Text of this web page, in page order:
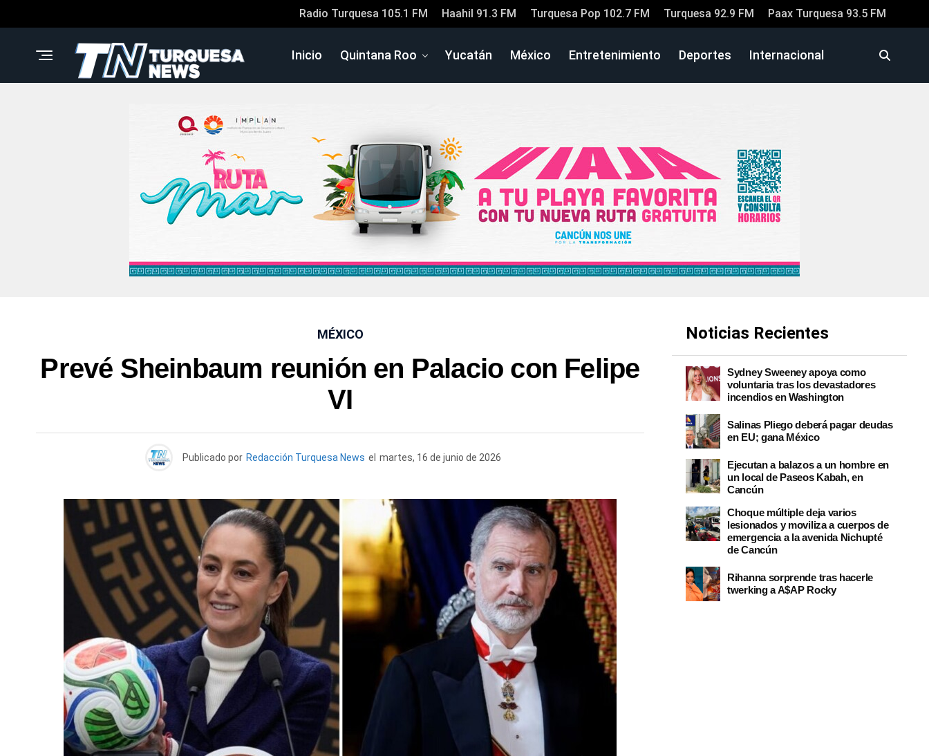
Radio Turquesa 105.1 FM Haahil 91.3 FM Turquesa Pop 102.7 FM Turquesa 92.9 FM Paax Turquesa 93.5 FM
Inicio Quintana Roo Yucatán México Entretenimiento Deportes Internacional
MÉXICO
Prevé Sheinbaum reunión en Palacio con Felipe
VI
Publicado por Redacción Turquesa News el martes, 16 de junio de 2026
Noticias Recientes
Sydney Sweeney apoya como
voluntaria tras los devastadores
incendios en Washington
Salinas Pliego deberá pagar deudas
en EU; gana México
Ejecutan a balazos a un hombre en
un local de Paseos Kabah, en
Cancún
Choque múltiple deja varios
lesionados y moviliza a cuerpos de
emergencia a la avenida Nichupté
de Cancún
Rihanna sorprende tras hacerle
twerking a A$AP Rocky